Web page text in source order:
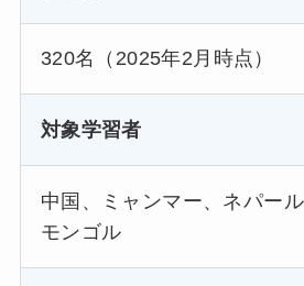
320名（2025年2月時点）
対象学習者
中国、ミャンマー、ネパー
モンゴル